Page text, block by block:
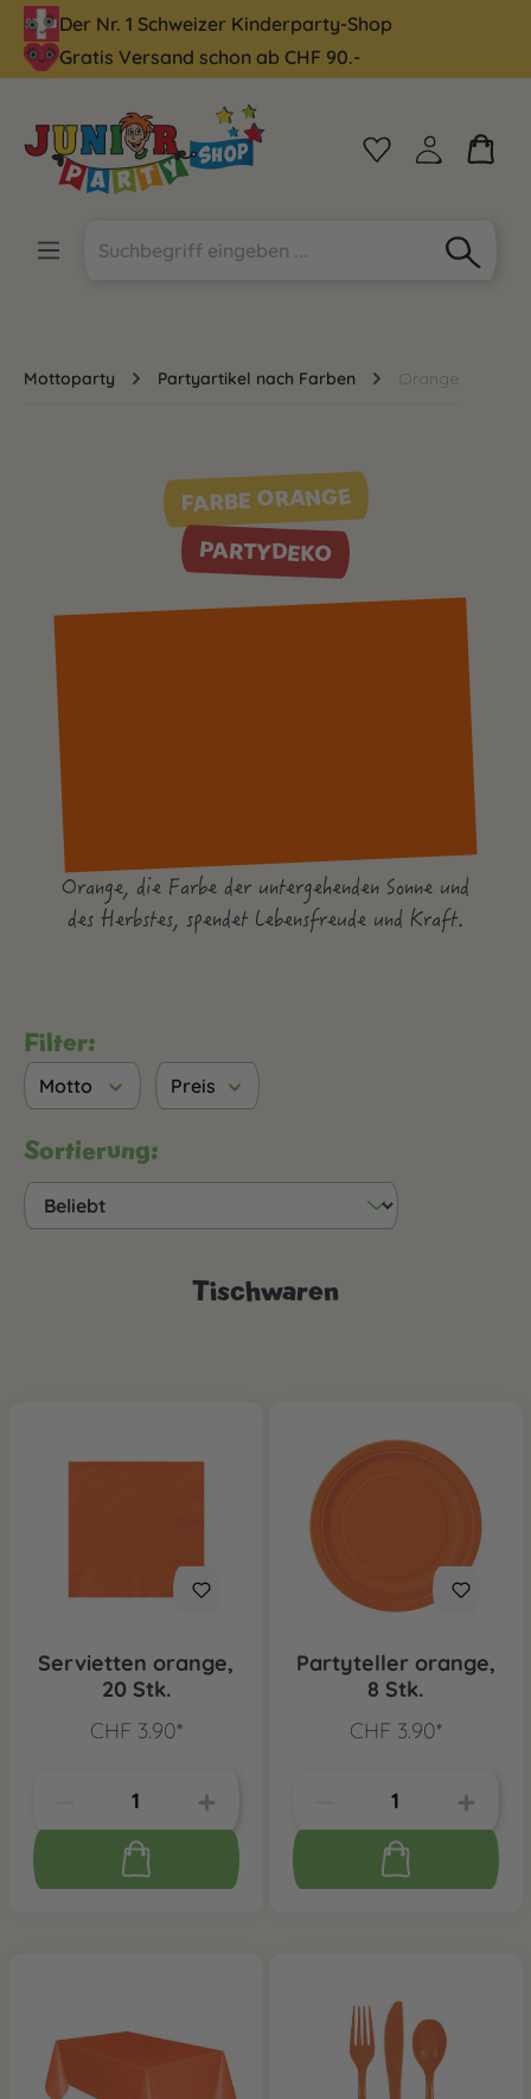
springen
Der Nr. 1 Schweizer Kinderparty-Shop
Gratis Versand schon ab CHF 90.-
Mottoparty Partyartikel nach Farben Orange
FARBE ORANGE
PARTYDEKO
Orange, die Farbe der untergehenden Sonne und
des Herbstes, spendet Lebensfreude und Kraft.
Filter:
Motto Preis
Sortierung:
Tischwaren
Servietten orange,
20 Stk.
CHF 3.90*
Partyteller orange,
8 Stk.
CHF 3.90*